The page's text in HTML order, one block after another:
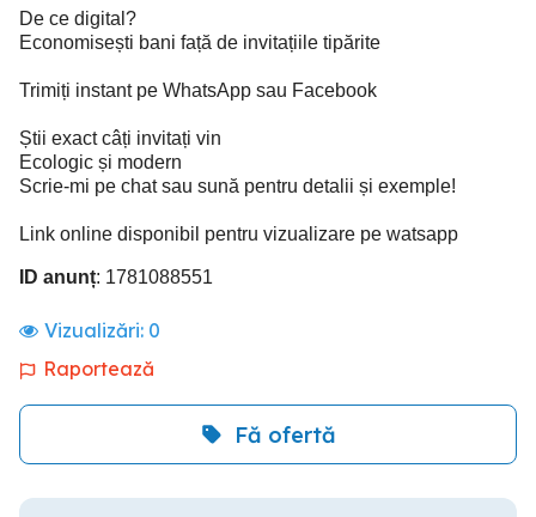
De ce digital?
Economisești bani față de invitațiile tipărite
Trimiți instant pe WhatsApp sau Facebook
Știi exact câți invitați vin
Ecologic și modern
Scrie-mi pe chat sau sună pentru detalii și exemple!
Link online disponibil pentru vizualizare pe watsapp
ID anunț: 1781088551
Vizualizări: 0
Raportează
Fă ofertă